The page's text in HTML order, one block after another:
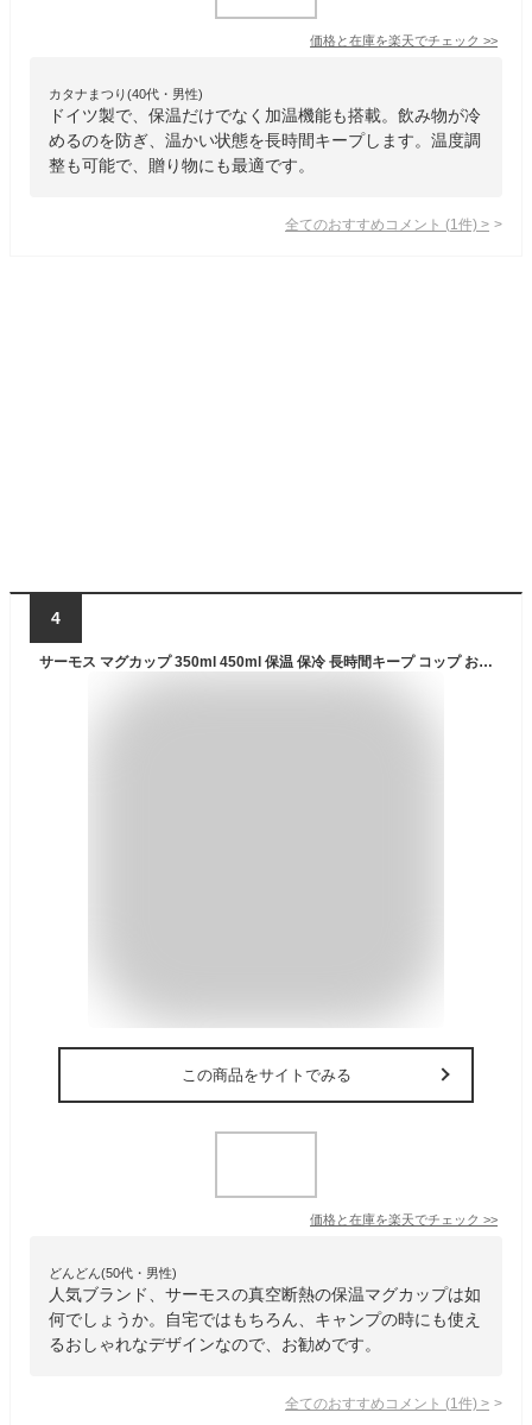
価格と在庫を楽天でチェック >>
カタナまつり(40代・男性)
ドイツ製で、保温だけでなく加温機能も搭載。飲み物が冷
めるのを防ぎ、温かい状態を長時間キープします。温度調
整も可能で、贈り物にも最適です。
全てのおすすめコメント (1 件) >
4
サーモス マグカップ 350ml 450ml 保温 保冷 長時間キープ コップ おしゃれ 軽量 真空断熱マグカップ JDS-351 JDS-451
この商品をサイトでみる
価格と在庫を楽天でチェック >>
どんどん(50代・男性)
人気ブランド、サーモスの真空断熱の保温マグカップは如
何でしょうか。自宅ではもちろん、キャンプの時にも使え
るおしゃれなデザインなので、お勧めです。
全てのおすすめコメント (1 件) >